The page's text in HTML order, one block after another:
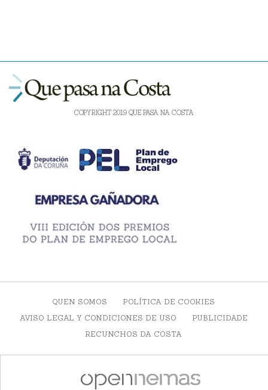
COPYRIGHT 2019 QUE PASA NA COSTA
QUEN SOMOS
POLÍTICA DE COOKIES
AVISO LEGAL Y CONDICIONES DE USO
PUBLICIDADE
RECUNCHOS DA COSTA